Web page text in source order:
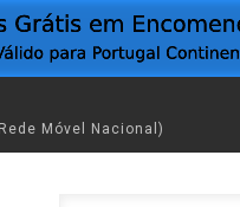
Móvel Nacional)